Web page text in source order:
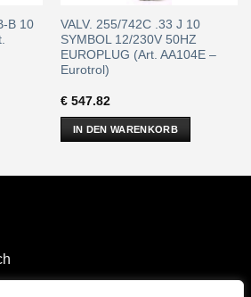
B 10
VALV. 255/742C .33 J 10
SYMBOL 12/230V 50HZ
EUROPLUG (Art. AA104E –
Eurotrol)
€547.82
IN DEN WARENKORB